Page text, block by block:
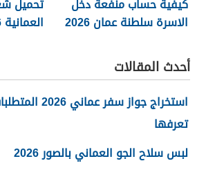
كيفية حساب منفعة دخل
الاسرة سلطنة عمان 2026
تحميل
أحدث المقالات
استخراج جواز
تعرفها
لبس سلاح الجو العماني بالصور 2026